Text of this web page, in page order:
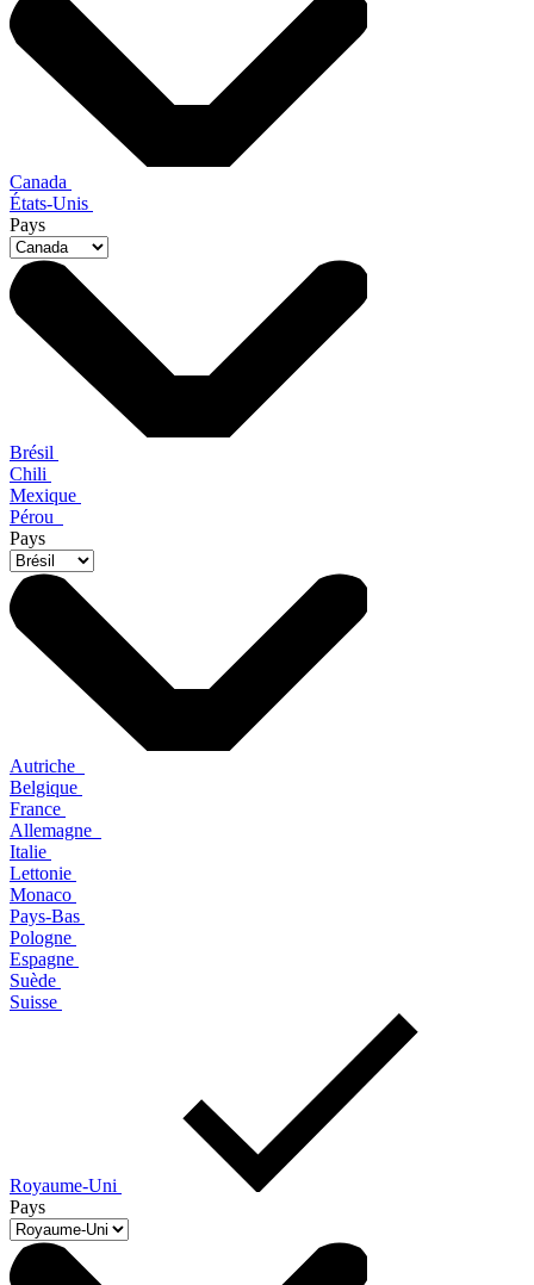
Canada
États-Unis
Pays
Brésil
Chili
Mexique
Pérou
Pays
Autriche
Belgique
France
Allemagne
Italie
Lettonie
Monaco
Pays-Bas
Pologne
Espagne
Suède
Suisse
Royaume-Uni
Pays